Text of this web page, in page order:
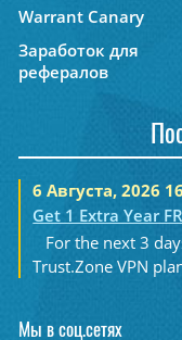
Warrant Canary
Заработок для
рефералов
6 Августа, 2026
Get 1 Extra Year
For the next 3
Trust.Zone VPN
Мы в соц.сетях